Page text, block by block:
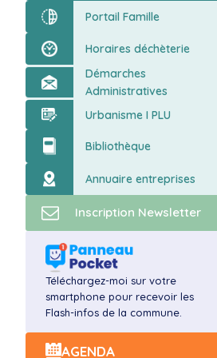
Portail Famille
Horaires déchèterie
Démarches
Administratives
Urbanisme I PLU
Bibliothèque
Annuaire entreprises
Inscription Newsletter
Téléchargez-moi sur votre
smartphone pour recevoir les
Flash-infos de la commune.
AGENDA